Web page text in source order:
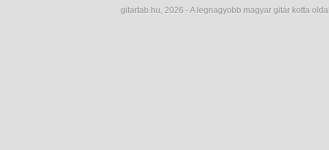
gitartab.hu, 2026 - A legnagyobb magyar gitár kotta oldal